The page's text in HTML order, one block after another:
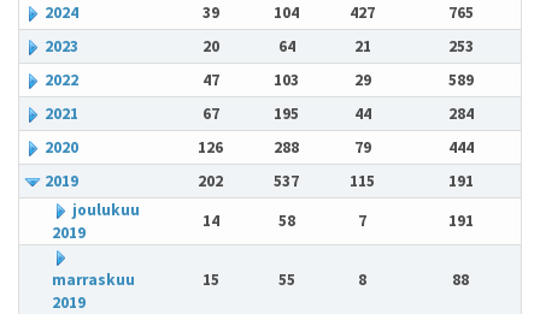
2024
39 104 427
765
2023
20 64 21
253
2022
47 103 29
589
2021
67 195 44
284
2020
126 288 79
444
2019
202 537 115
191
joulukuu
2019
14 58 7 191
marraskuu
2019
15 55 8 88